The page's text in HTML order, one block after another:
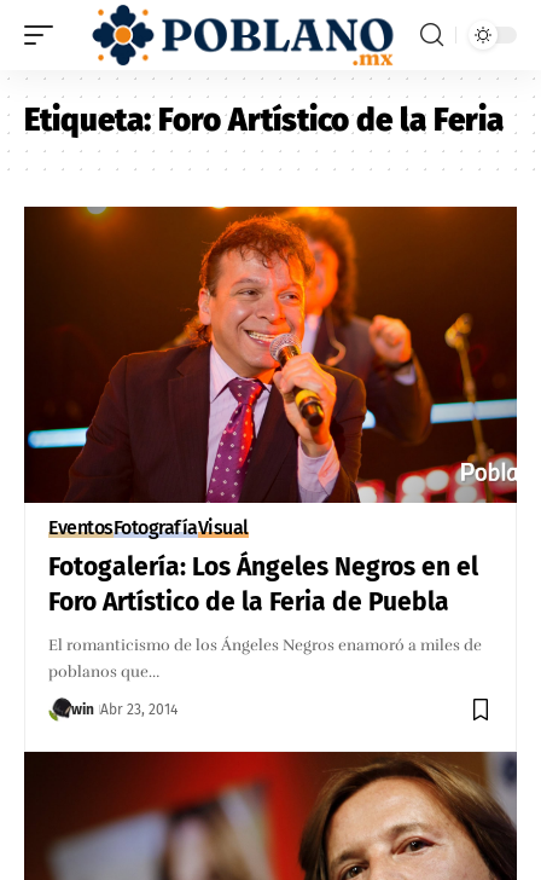
Etiqueta:Foro Artístico de la Feria
EventosFotografíaVisual
Fotogalería: Los Ángeles Negros en el
Foro Artístico de la Feria de Puebla
El romanticismo de los Ángeles Negros enamoró a miles de
poblanos que…
win Abr 23, 2014